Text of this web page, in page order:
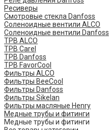
Ресиверы
Смотровые стекла Danfoss
Соленоидные вентили ALCO
Соленоидные вентили Danfoss
ТРВ ALCO
ТРВ Carel
ТРВ Danfoss
ТРВ FavorCool
Фильтры ALCO
Фильтры BeeCool
Фильтры Danfoss
Фильтры Sikelan
Фильтры масляные Henry
Медные трубы и фитинги
Медные трубы и фитинги